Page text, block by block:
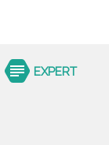
EXPERT